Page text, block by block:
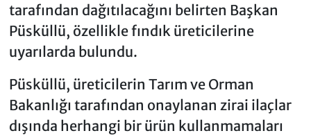
tarafından dağıtılacağını belirten Başkan
Püsküllü, özellikle fındık üreticilerine
uyarılarda bulundu.
Püsküllü, üreticilerin Tarım ve Orman
Bakanlığı tarafından onaylanan zirai ilaçlar
dışında herhangi bir ürün kullanmamaları